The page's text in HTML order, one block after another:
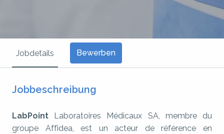
Jobdetails Bewerben
Jobbeschreibung
LabPoint Laboratoires Médicaux SA, membre du
groupe Affidea, est un acteur de référence en